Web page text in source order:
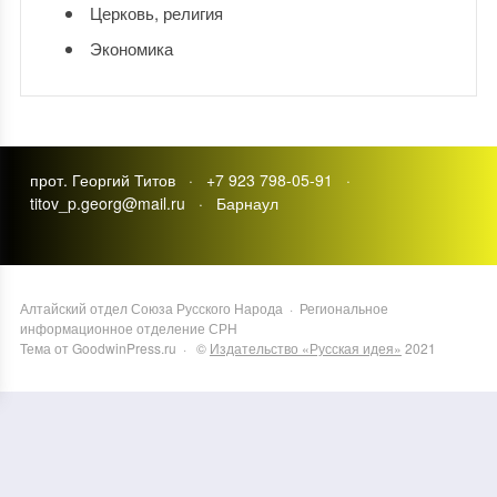
Церковь, религия
Экономика
прот. Георгий Титов · +7 923 798-05-91 ·
titov_p.georg@mail.ru · Барнаул
Алтайский отдел Союза Русского Народа · Региональное
информационное отделение СРН
Тема от GoodwinPress.ru · © Издательство «Русская идея» 2021